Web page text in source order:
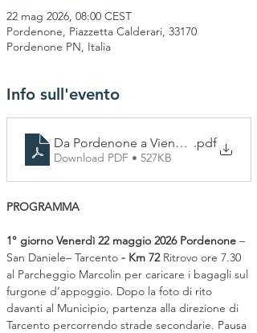
22 mag 2026, 08:00 CEST
Pordenone, Piazzetta Calderari, 33170
Pordenone PN, Italia
Info sull'evento
Da Pordenone a Vienna 3.pdf
Download PDF • 527KB
PROGRAMMA
1° giorno Venerdì 22 maggio 2026 Pordenone –
San Daniele– Tarcento - Km 72 Ritrovo ore 7.30
al Parcheggio Marcolin per caricare i bagagli sul
furgone d’appoggio. Dopo la foto di rito
davanti al Municipio, partenza alla direzione di
Tarcento percorrendo strade secondarie. Pausa